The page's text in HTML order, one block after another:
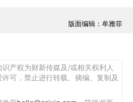
版面编辑：牟雅菲
产权为财新传媒及/或相关权利人
可，禁止进行转载、摘编、复制及